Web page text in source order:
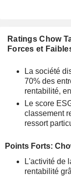
Ratings Chow
Forces et
La société
70% des
rentabilité,
Le score
classement
ressort
Points Forts:
L'activité de
rentabilité